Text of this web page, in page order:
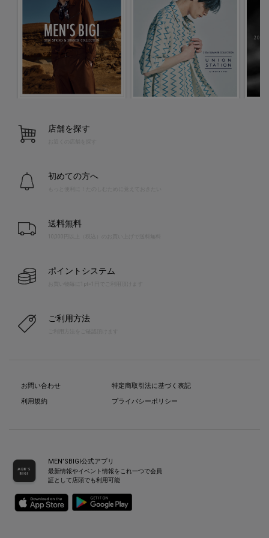
店舗を探す
お近くの店舗を探す
初めての方へ
送料無料
10,000円以上（税込）のお買い上げで送料無料
ポイントシステム
お買い物毎に1pt=1円でご利用頂けます
ご利用方法
お問い合わせ
利用規約
特定商取引法に基づく表記
プライバシーポリシー
MEN’SBIGI公式アプリ
最新情報やイベント情報をこれ一つで会員
証として店頭でも利用可能